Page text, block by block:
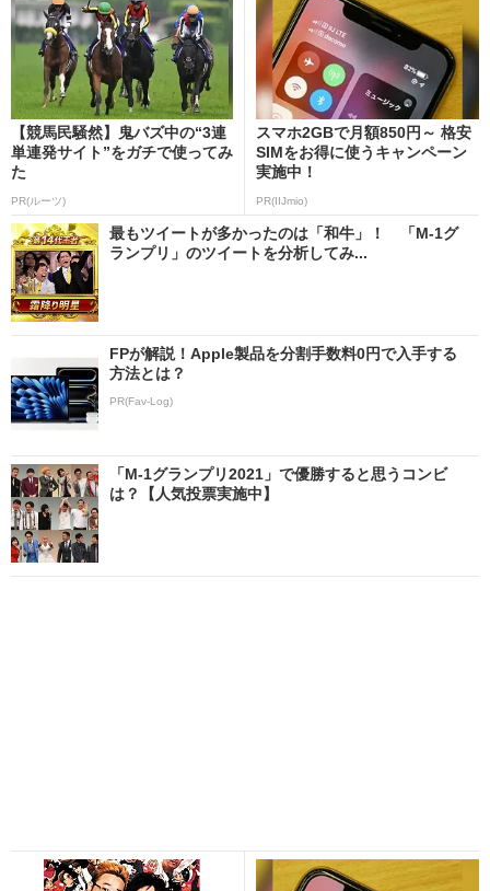
【競馬民騒然】鬼バズ中の“3連
単連発サイト”をガチで使ってみ
た
PR(ルーツ)
スマホ2GBで月額850円～ 格安
SIMをお得に使うキャンペーン
実施中！
PR(IIJmio)
最もツイートが多かったのは「和牛」！ 「M-1グ
ランプリ」のツイートを分析してみ...
FPが解説！Apple製品を分割手数料0円で入手する
方法とは？
PR(Fav-Log)
「M-1グランプリ2021」で優勝すると思うコンビ
は？【人気投票実施中】